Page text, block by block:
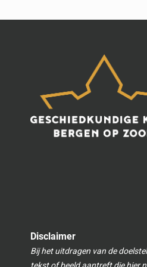
Disclaimer
Bij het uitdragen van de